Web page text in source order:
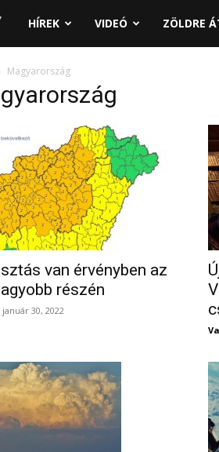
Jövő
TV
HÍREK VIDEÓ ZÖLDRE
Magyarország
van érvényben az
részén
január 30, 2022